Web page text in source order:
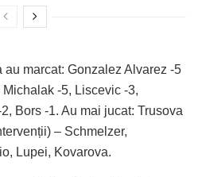
marcat: Gonzalez Alvarez -5
-5, Liscevic -3,
Bors -1. Au mai jucat: Trusova
– Schmelzer,
Lupei, Kovarova.